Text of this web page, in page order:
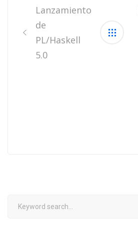
Lanzamiento
de
PL/Haskell
5.0
Search